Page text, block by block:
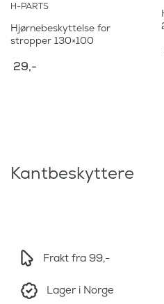
H-PARTS
Hjørnebeskyttelse for
stropper 130×100
29,-
Kantbeskyttere
Frakt fra 99,-
Lager i Norge